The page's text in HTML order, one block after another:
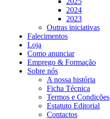
2024
2023
Outras iniciativas
Falecimentos
Loja
Como anunciar
Emprego & Formação
Sobre nós
A nossa história
Ficha Técnica
Termos e Condições
Estatuto Editorial
Contactos